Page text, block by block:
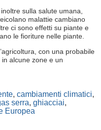
sulla salute umana,
malattie cambiano
ci sono effetti su piante e
le fioriture nelle piante.
con una probabile
alcune zone e un
, cambiamenti climatici,
serra, ghiacciai,
Europea